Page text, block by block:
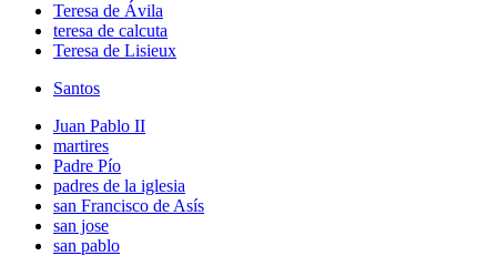
Teresa de Ávila
teresa de calcuta
Teresa de Lisieux
Santos
Juan Pablo II
martires
Padre Pío
padres de la iglesia
san Francisco de Asís
san jose
san pablo